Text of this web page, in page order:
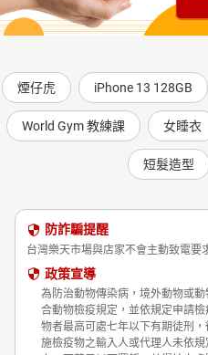
煙仔虎 iPhone 13 128GB
World Gym 教練課 女睡衣
短髮造型
防詐騙提醒
台灣樂天市場與店家不會主動致電要
政策宣導
為防治動物傳染病，境外動物或
合動物檢疫規定，並依規定申請
物者最高可處七年以下有期徒刑
施檢疫物之輸入人或代理人未依